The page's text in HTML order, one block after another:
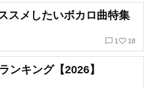
スメしたいボカロ曲特集
chat_bubble_outline 1 favorite_border 18
ンキング【2026】